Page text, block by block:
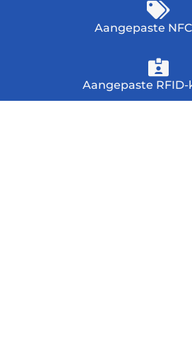
Aangepaste
Aangepaste